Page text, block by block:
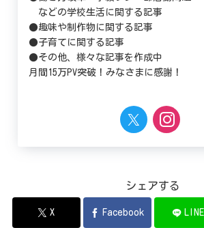
などの学校生活に関する記事
●趣味や制作物に関する記事
●子育てに関する記事
●その他、様々な記事を作成中
月間15万PV突破！みなさまに感謝！
シェアする
X Facebook LINE